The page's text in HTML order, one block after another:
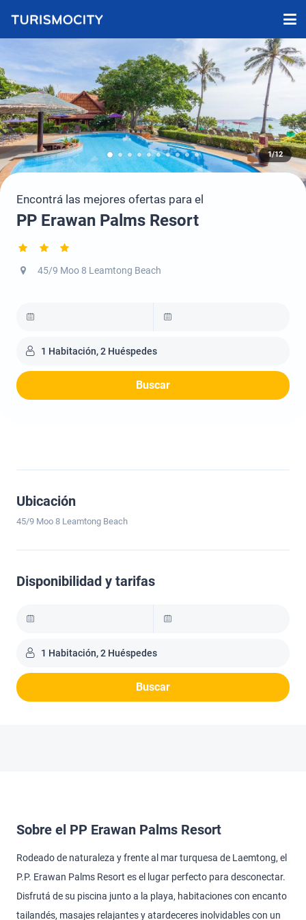
1/12
Encontrá las mejores ofertas para el
PP Erawan Palms Resort
45/9 Moo 8 Leamtong Beach
1 Habitación, 2 Huéspedes
Buscar
Ubicación
45/9 Moo 8 Leamtong Beach
Disponibilidad y tarifas
1 Habitación, 2 Huéspedes
Buscar
Sobre el PP Erawan Palms Resort
Rodeado de naturaleza y frente al mar turquesa de Laemtong, el
P.P. Erawan Palms Resort es el lugar perfecto para desconectar.
Disfrutá de su piscina junto a la playa, habitaciones con encanto
tailandés, masajes relajantes y atardeceres inolvidables con un